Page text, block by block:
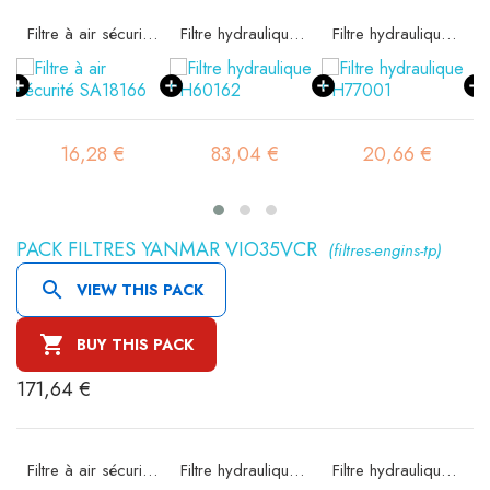
Filtre à air sécurité SA18166
16,28 €
Filtre hydraulique SH60162
83,04 €
Filtre hydraulique SH77001
20,66 €
PACK FILTRES YANMAR VIO35VCR (filtres-engins-tp)
 VIEW THIS PACK
 BUY THIS PACK
171,64 €
Filtre à air sécurité SA16190 Filtre hydraulique SH60162 Filtre hydraulique SH77001